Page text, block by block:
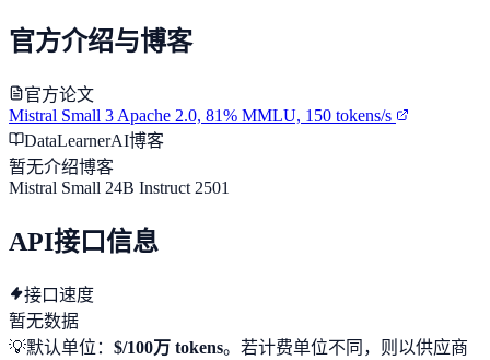
官方介绍与博客
官方论文
Mistral Small 3 Apache 2.0, 81% MMLU, 150 tokens/s
DataLearnerAI博客
暂无介绍博客
Mistral Small 24B Instruct 2501
API接口信息
接口速度
暂无数据
💡默认单位： $/100万 tokens。若计费单位不同，则以供应商